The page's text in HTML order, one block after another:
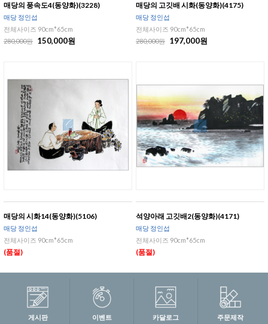
매당의 풍속도4(동양화)(3228)
매당 정인섭
전체사이즈 90cm*65cm
280,000원
150,000원
매당의 고깃배 시화(동양화)(4175)
매당 정인섭
전체사이즈 90cm*65cm
280,000원
197,000원
매당의 시화14(동양화)(5106)
매당 정인섭
전체사이즈 90cm*65cm
(품절)
석양아래 고깃배2(동양화)(4171)
매당 정인섭
전체사이즈 90cm*65cm
(품절)
게시판 이벤트 카달로그 주문제작